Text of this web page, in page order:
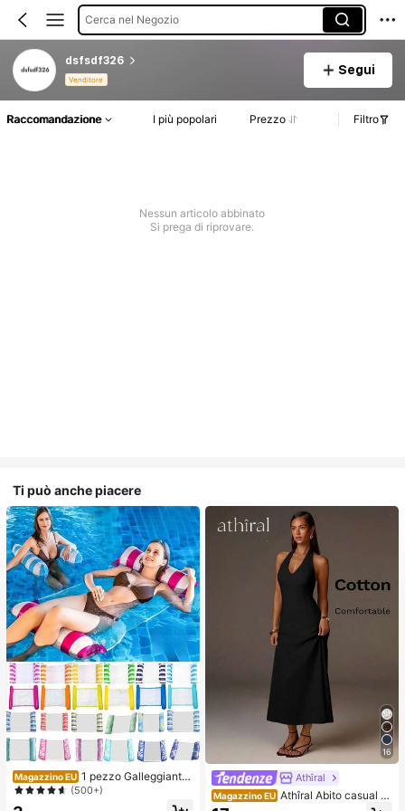
Cerca nel Negozio
dsfsdf326
Venditore
Segui
Raccomandazione I più popolari Prezzo Filtro
Nessun articolo abbinato
Si prega di riprovare.
Ti può anche piacere
Magazzino EU 1 pezzo Galleggiante
gonfiabile per adulti, amaca gallegg
iante, giocattolo galleggiante per pi
(500+)
16
Athîral
Magazzino EU Athîral Abito casual d
a donna per vacanze, con scollo a